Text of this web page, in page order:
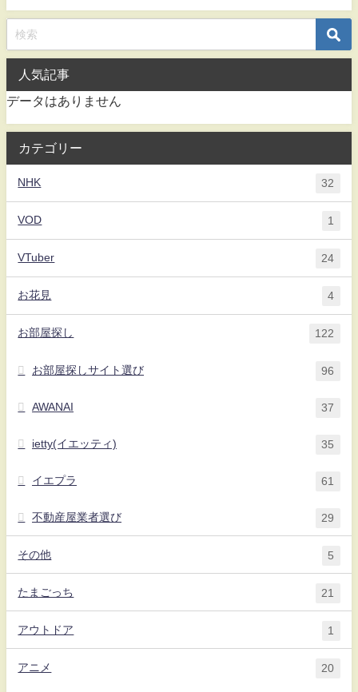
人気記事
データはありません
カテゴリー
NHK 32
VOD 1
VTuber 24
お花見 4
お部屋探し 122
お部屋探しサイト選び 96
AWANAI 37
ietty(イエッティ) 35
イエプラ 61
不動産屋業者選び 29
その他 5
たまごっち 21
アウトドア 1
アニメ 20